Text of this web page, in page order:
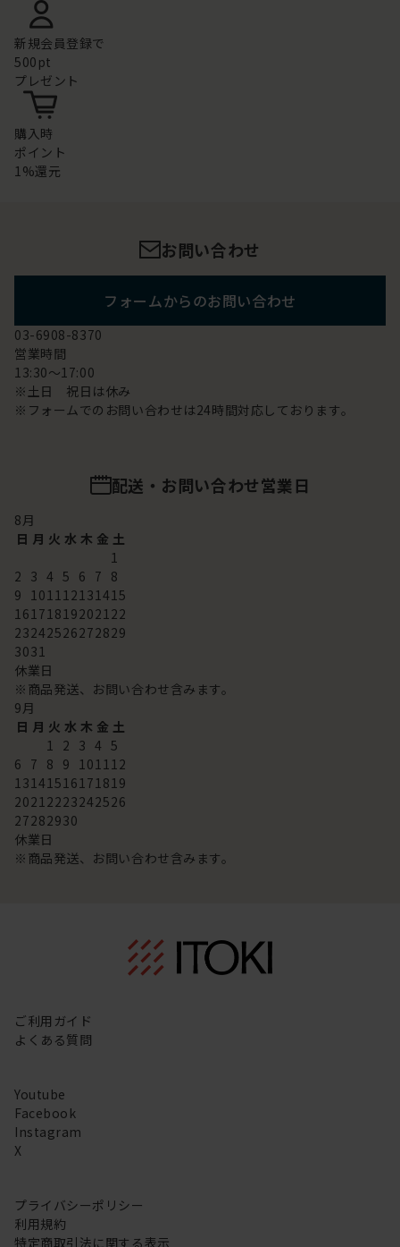
新規会員登録で
500pt
プレゼント
購入時
ポイント
1%還元
お問い合わせ
フォームからのお問い合わせ
03-6908-8370
営業時間
13:30～17:00
※土日 祝日は休み
※フォームでのお問い合わせは24時間対応しております。
配送・お問い合わせ営業日
8 月
日 月 火 水 木 金 土
1
2 3 4 5 6 7 8
9
10 11 12 13 14 15
16 17 18 192021 22
23242526272829
3031
休業日
※商品発送、お問い合わせ含みます。
9 月
日 月 火 水 木 金 土
1
2 3 4 5
6 7 8 9 10 11 12
13 14 15 16 17 18 19
2021 2223242526
27282930
休業日
※商品発送、お問い合わせ含みます。
ご利用ガイド
よくある質問
Youtube
Facebook
Instagram
X
プライバシーポリシー
利用規約
特定商取引法に関する表示